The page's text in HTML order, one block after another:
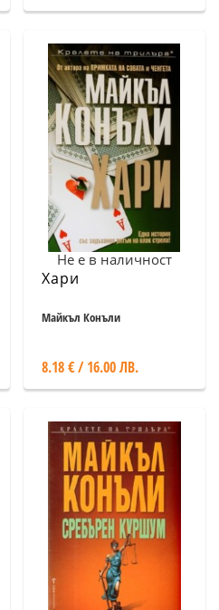
Не е в наличност
Хари
Майкъл Конъли
8.18 € / 16.00 ЛВ.